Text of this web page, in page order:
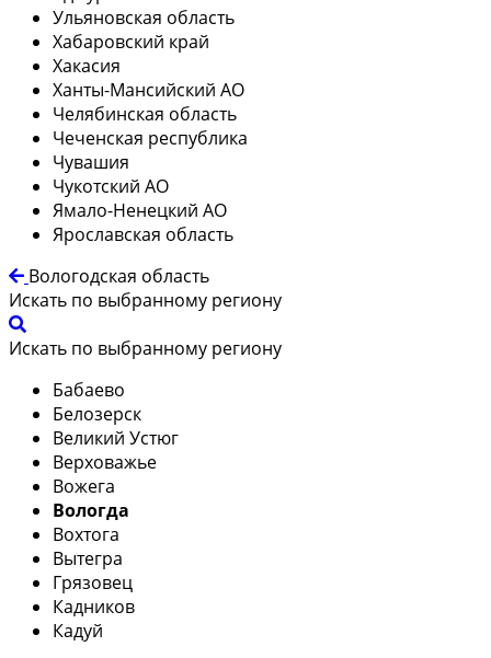
Ульяновская область
Хабаровский край
Хакасия
Ханты-Мансийский АО
Челябинская область
Чеченская республика
Чувашия
Чукотский АО
Ямало-Ненецкий АО
Ярославская область
Вологодская область
Искать по выбранному региону
Искать по выбранному региону
Бабаево
Белозерск
Великий Устюг
Верховажье
Вожега
Вологда
Вохтога
Вытегра
Грязовец
Кадников
Кадуй